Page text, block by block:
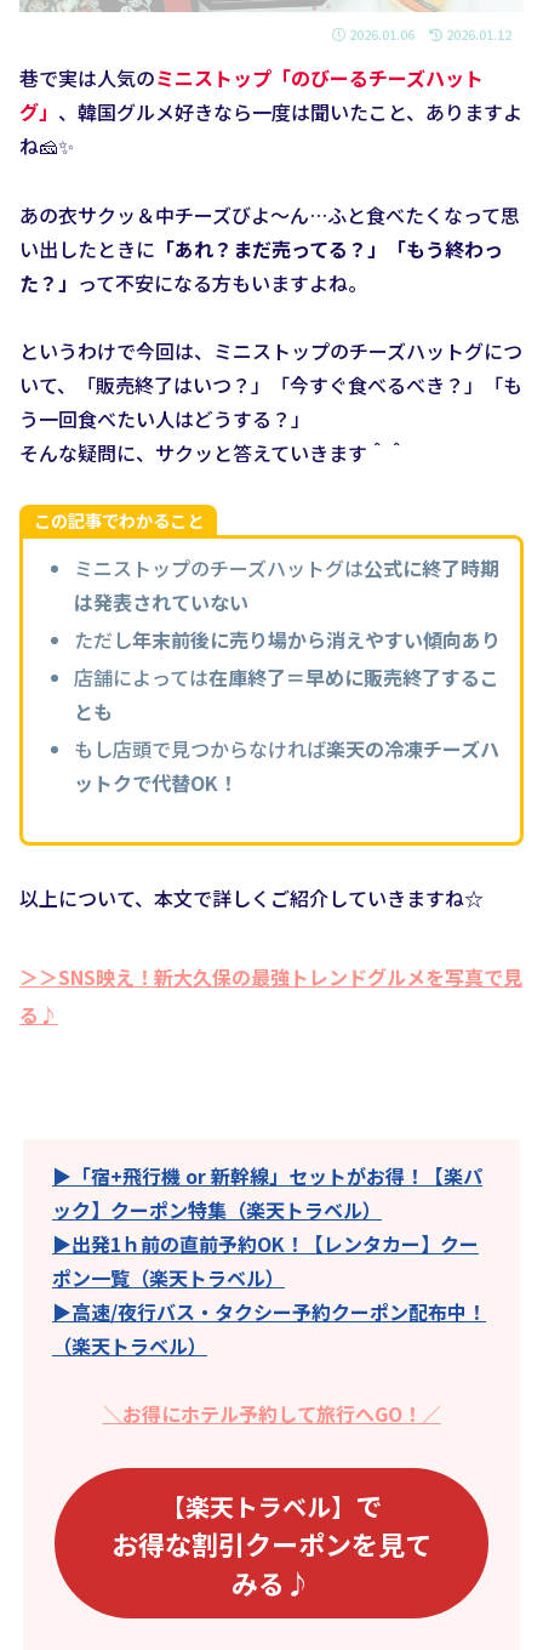
2026.01.06 2026.01.12
巷で実は人気のミニストップ「のびーるチーズハット
グ」 、韓国グルメ好きなら一度は聞いたこと、ありますよ
ね🧀✨
あの衣サクッ＆中チーズびよ〜ん…ふと食べたくなって思
い出したときに 「あれ？まだ売ってる？」「もう終わっ
た？」 って不安になる方もいますよね。
というわけで今回は、ミニストップのチーズハットグにつ
いて、「販売終了はいつ？」「今すぐ食べるべき？」「も
う一回食べたい人はどうする？」
そんな疑問に、サクッと答えていきます＾＾
この記事でわかること
ミニストップのチーズハットグは公式に終了時期
は発表されていない
ただし年末前後に売り場から消えやすい傾向あり
店舗によっては在庫終了＝早めに販売終了するこ
とも
もし店頭で見つからなければ楽天の冷凍チーズハ
ットクで代替OK！
以上について、本文で詳しくご紹介していきますね☆
＞＞SNS映え！新大久保の最強トレンドグルメを写真で見
る♪
▶「宿+飛行機 or 新幹線」セットがお得！【楽パ
ック】クーポン特集（楽天トラベル）
▶出発1ｈ前の直前予約OK！【レンタカー】クー
ポン一覧（楽天トラベル）
▶高速/夜行バス・タクシー予約クーポン配布中！
（楽天トラベル）
＼お得にホテル予約して旅行へGO！／
【楽天トラベル】 で
お得な割引クーポンを見て
みる♪